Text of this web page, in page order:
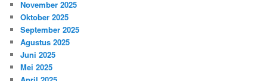
November 2025
Oktober 2025
September 2025
Agustus 2025
Juni 2025
Mei 2025